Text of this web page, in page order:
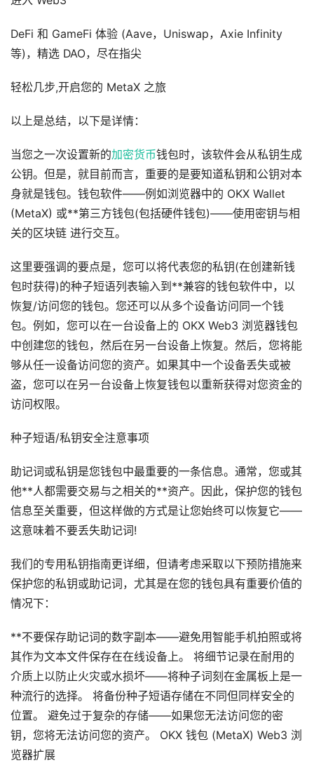
DeFi 和 GameFi 体验 (Aave，Uniswap，Axie Infinity
等)，精选 DAO，尽在指尖
轻松几步,开启您的 MetaX 之旅
以上是总结，以下是详情：
当您之一次设置新的加密货币钱包时，该软件会从私钥生成
公钥。但是，就目前而言，重要的是要知道私钥和公钥对本
身就是钱包。钱包软件——例如浏览器中的 OKX Wallet
(MetaX) 或**第三方钱包(包括硬件钱包)——使用密钥与相
关的区块链 进行交互。
这里要强调的要点是，您可以将代表您的私钥(在创建新钱
包时获得)的种子短语列表输入到**兼容的钱包软件中，以
恢复/访问您的钱包。您还可以从多个设备访问同一个钱
包。例如，您可以在一台设备上的 OKX Web3 浏览器钱包
中创建您的钱包，然后在另一台设备上恢复。然后，您将能
够从任一设备访问您的资产。如果其中一个设备丢失或被
盗，您可以在另一台设备上恢复钱包以重新获得对您资金的
访问权限。
种子短语/私钥安全注意事项
助记词或私钥是您钱包中最重要的一条信息。通常，您或其
他**人都需要交易与之相关的**资产。因此，保护您的钱包
信息至关重要，但这样做的方式是让您始终可以恢复它——
这意味着不要丢失助记词!
我们的专用私钥指南更详细，但请考虑采取以下预防措施来
保护您的私钥或助记词，尤其是在您的钱包具有重要价值的
情况下：
**不要保存助记词的数字副本——避免用智能手机拍照或将
其作为文本文件保存在在线设备上。 将细节记录在耐用的
介质上以防止火灾或水损坏——将种子词刻在金属板上是一
种流行的选择。 将备份种子短语存储在不同但同样安全的
位置。 避免过于复杂的存储——如果您无法访问您的密
钥，您将无法访问您的资产。 OKX 钱包 (MetaX) Web3 浏
览器扩展